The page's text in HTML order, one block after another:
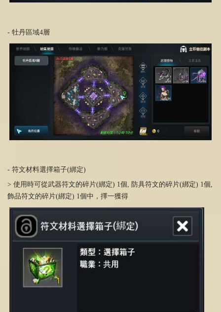
- 牡丹區域4層
- 符文材料選擇箱子(綁定)
> 使用時可從武器符文的碎片(綁定) 1個, 防具符文的碎片(綁定) 1個,
飾品符文的碎片(綁定) 1個中，擇一獲得